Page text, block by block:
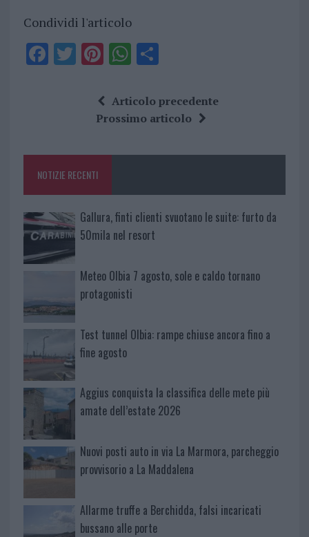
Condividi l'articolo
F
o
k
T Pi
te
re
W
at
s
p
S
a
re
Articolo precedente
Prossimo articolo
NOTIZIE RECENTI
Gallura, finti clienti svuotano le suite: furto da
50mila nel resort
Meteo Olbia 7 agosto, sole e caldo tornano
protagonisti
Test tunnel Olbia: rampe chiuse ancora fino a
fine agosto
Aggius conquista la classifica delle mete più
amate dell’estate 2026
Nuovi posti auto in via La Marmora, parcheggio
provvisorio a La Maddalena
Allarme truffe a Berchidda, falsi incaricati
bussano alle porte